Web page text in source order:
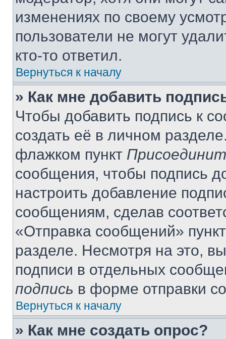
изменениях по своему
пользователи не могут
кто-то ответил.
Вернуться к началу
» Как мне добавить
Чтобы добавить подпись к
создать её в личном
флажком пункт
сообщения, чтобы подпись
настроить добавление
сообщениям, сделав
«Отправка сообщений»
разделе. Несмотря на это,
подписи в отдельных
подпись в форме отправки
Вернуться к началу
» Как мне создать опрос?